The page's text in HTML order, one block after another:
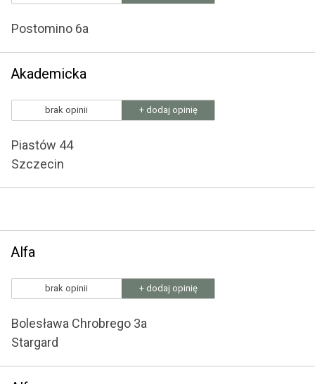
Postomino 6a
Akademicka
brak opinii + dodaj opinię
Piastów 44
Szczecin
Alfa
brak opinii + dodaj opinię
Bolesława Chrobrego 3a
Stargard